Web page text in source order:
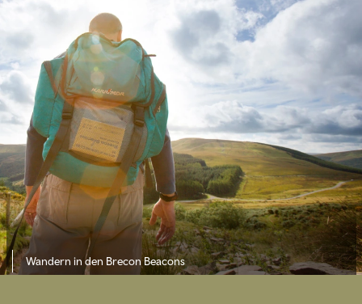
Wandern in den Brecon Beacons